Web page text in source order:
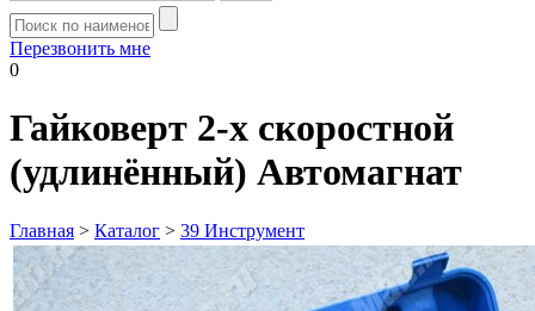
Перезвонить мне
0
Гайковерт 2-х скоростной
(удлинённый) Автомагнат
Главная > Каталог > 39 Инструмент